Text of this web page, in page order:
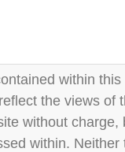
within
the views of
without
within.